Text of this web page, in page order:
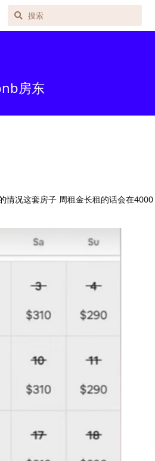
房东
情况这套房子 周租金长租的话会在4000